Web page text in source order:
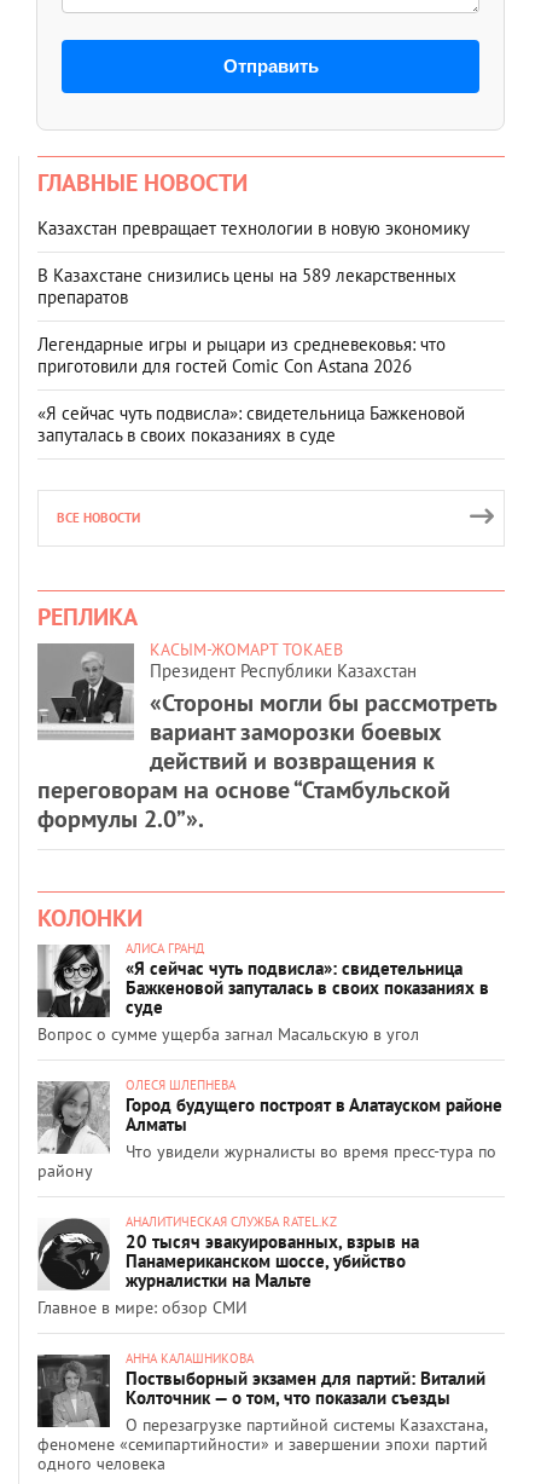
Отправить
ГЛАВНЫЕ НОВОСТИ
Казахстан превращает технологии в новую экономику
В Казахстане снизились цены на 589 лекарственных
препаратов
Легендарные игры и рыцари из средневековья: что
приготовили для гостей Comic Con Astana 2026
«Я сейчас чуть подвисла»: свидетельница Бажкеновой
запуталась в своих показаниях в суде
ВСЕ НОВОСТИ
РЕПЛИКА
КАСЫМ-ЖОМАРТ ТОКАЕВ
Президент Республики Казахстан
«Стороны могли бы рассмотреть
вариант заморозки боевых
действий и возвращения к
переговорам на основе “Стамбульской
формулы 2.0”».
КОЛОНКИ
АЛИСА ГРАНД
«Я сейчас чуть подвисла»: свидетельница
Бажкеновой запуталась в своих показаниях в
суде
Вопрос о сумме ущерба загнал Масальскую в угол
ОЛЕСЯ ШЛЕПНЕВА
Город будущего построят в Алатауском районе
Алматы
Что увидели журналисты во время пресс-тура по
району
АНАЛИТИЧЕСКАЯ СЛУЖБА RATEL.KZ
20 тысяч эвакуированных, взрыв на
Панамериканском шоссе, убийство
журналистки на Мальте
Главное в мире: обзор СМИ
АННА КАЛАШНИКОВА
Поствыборный экзамен для партий: Виталий
Колточник — о том, что показали съезды
О перезагрузке партийной системы Казахстана,
феномене «семипартийности» и завершении эпохи партий
одного человека